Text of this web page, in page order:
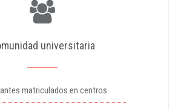
universitaria
matriculados en centros